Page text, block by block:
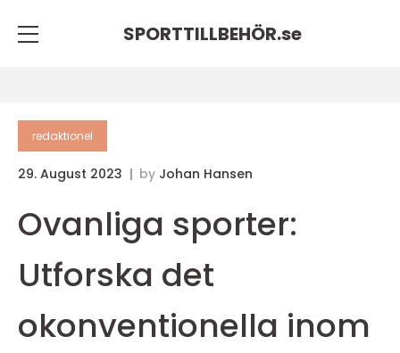
SPORTTILLBEHÖR.se
redaktionel
29. August 2023 by Johan Hansen
Ovanliga sporter:
Utforska det
okonventionella inom